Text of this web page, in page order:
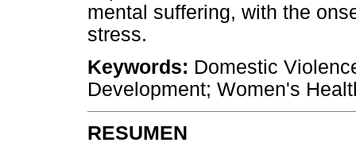
mental suffering, with the
stress.
Keywords: Domestic
Development; Women's
RESUMEN